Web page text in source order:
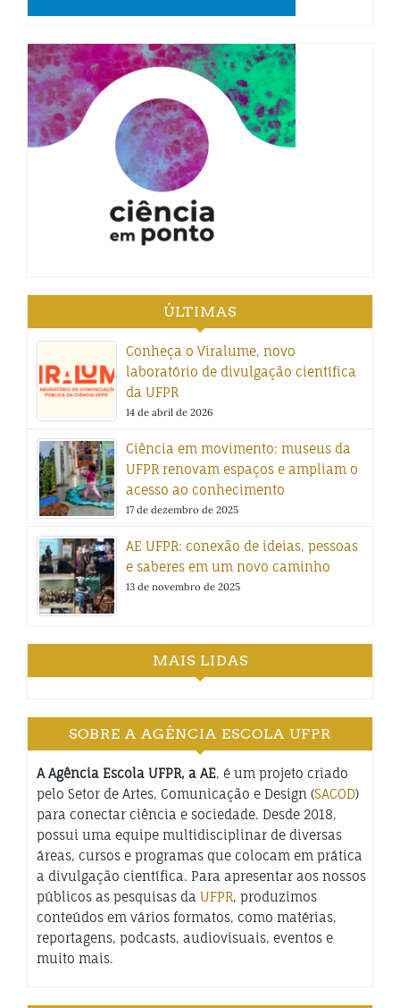
ÚLTIMAS
Conheça o Viralume, novo
laboratório de divulgação científica
da UFPR
14 de abril de 2026
Ciência em movimento: museus da
UFPR renovam espaços e ampliam o
acesso ao conhecimento
17 de dezembro de 2025
AE UFPR: conexão de ideias, pessoas
e saberes em um novo caminho
13 de novembro de 2025
MAIS LIDAS
SOBRE A AGÊNCIA ESCOLA UFPR
A Agência Escola UFPR, a AE, é um projeto criado
pelo Setor de Artes, Comunicação e Design (SACOD)
para conectar ciência e sociedade. Desde 2018,
possui uma equipe multidisciplinar de diversas
áreas, cursos e programas que colocam em prática
a divulgação científica. Para apresentar aos nossos
públicos as pesquisas da UFPR, produzimos
conteúdos em vários formatos, como matérias,
reportagens, podcasts, audiovisuais, eventos e
muito mais.